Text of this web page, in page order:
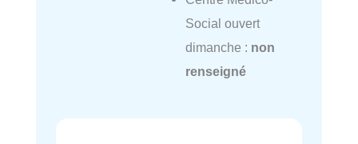
Social ouvert
dimanche : non
renseigné